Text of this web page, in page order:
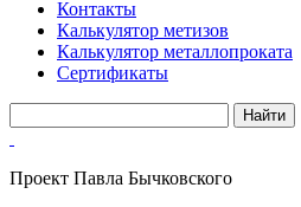
Контакты
Калькулятор метизов
Калькулятор металлопроката
Сертификаты
Проект Павла Бычковского